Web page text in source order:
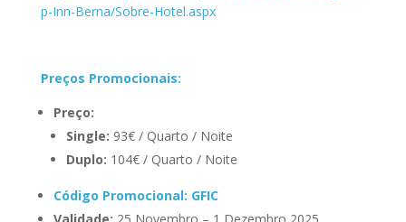
p-Inn-Berna/Sobre-Hotel.aspx
Preços Promocionais:
Preço:
Single: 93€ / Quarto / Noite
Duplo: 104€ / Quarto / Noite
Código Promocional: GFIC